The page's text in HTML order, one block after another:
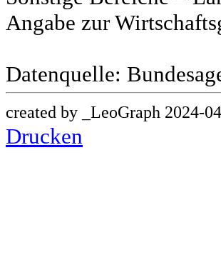
Angabe zur
Datenquelle:
created by _LeoGraph 2024-
Drucken